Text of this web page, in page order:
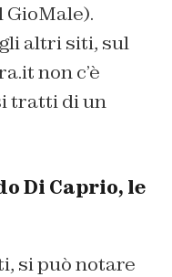
GioMale).
altri siti, sul
non c’è
tratti di un
Di Caprio, le
si può notare